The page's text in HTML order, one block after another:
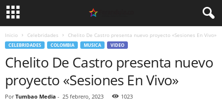
Inicio Celebridades Chelito De Castro presenta nuevo proyecto «Sesiones En Vivo»
CELEBRIDADES COLOMBIA MUSICA VIDEO
Chelito De Castro presenta nuevo
proyecto «Sesiones En Vivo»
Por Tumbao Media - 25 febrero, 2023 1023